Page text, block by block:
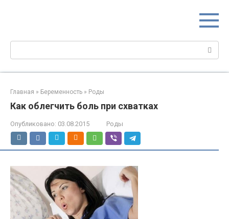
Поиск:
Главная » Беременность » Роды
Как облегчить боль при схватках
Опубликовано: 03.08.2015 Роды